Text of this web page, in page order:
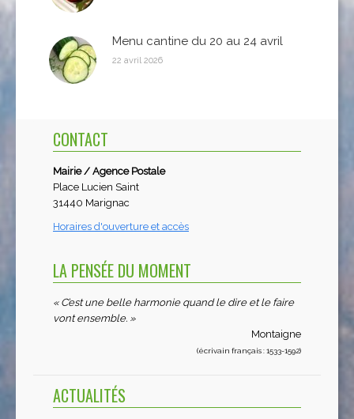
Menu cantine du 20 au 24 avril
22 avril 2026
CONTACT
Mairie / Agence Postale
Place Lucien Saint
31440 Marignac
Horaires d'ouverture et accès
LA PENSÉE DU MOMENT
« C’est une belle harmonie quand le dire et le faire
vont ensemble. »
Montaigne
(écrivain français : 1533-1592)
ACTUALITÉS